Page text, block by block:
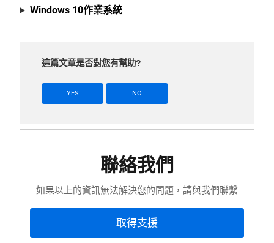
Windows 10作業系統
這篇文章是否對您有幫助?
YES NO
聯絡我們
如果以上的資訊無法解決您的問題，請與我們聯繫
取得支援